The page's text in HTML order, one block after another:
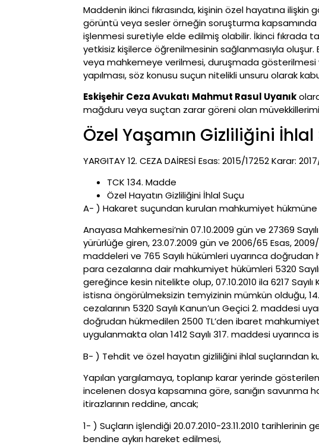
Maddenin ikinci fıkrasında, kişinin özel hayatına ilişkin
görüntü veya sesler örneğin soruşturma kapsamında
işlenmesi suretiyle elde edilmiş olabilir. İkinci fıkrada
yetkisiz kişilerce öğrenilmesinin sağlanmasıyla oluşur.
veya mahkemeye verilmesi, duruşmada gösterilmesi
yapılması, söz konusu suçun nitelikli unsuru olarak
Eskişehir Ceza Avukatı Mahmut Rasul Uyanık
mağduru veya suçtan zarar göreni olan
Özel Yaşamın Gizliliğini
YARGITAY 12. CEZA DAİRESİ Esas: 2015/17252 Karar:
TCK 134. Madde
Özel Hayatın Gizliliğini İhlal Suçu
A- ) Hakaret suçundan kurulan mahkumiyet
Anayasa Mahkemesi’nin 07.10.2009 gün ve 27369
yürürlüğe giren, 23.07.2009 gün ve 2006/65 Esas,
maddeleri ve 765 Sayılı hükümleri uyarınca
para cezalarına dair mahkumiyet hükümleri 5320
gereğince kesin nitelikte olup, 07.10.2010 ila 6217
istisna öngörülmeksizin temyizinin mümkün olduğu,
cezalarının 5320 Sayılı Kanun’un Geçici 2. maddesi
doğrudan hükmedilen 2500 TL’den ibaret
uygulanmakta olan 1412 Sayılı 317. maddesi uyarınca
B- ) Tehdit ve özel hayatın gizliliğini ihlal
Yapılan yargılamaya, toplanıp karar yerinde
incelenen dosya kapsamına göre, sanığın savunma
itirazlarının reddine, ancak;
1- ) Suçların işlendiği 20.07.2010-23.11.2010 tarihlerinin
bendine aykırı hareket edilmesi,